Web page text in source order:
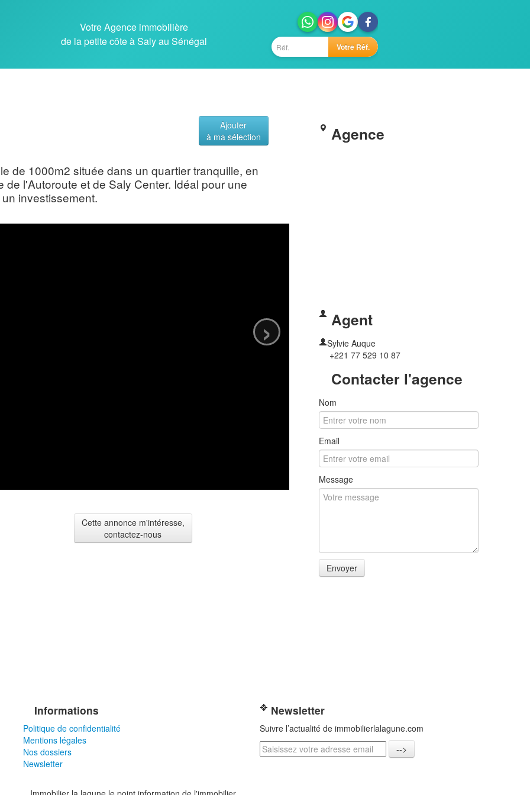
Votre Agence immobilière
de la petite côte à Saly au Sénégal
Votre Réf.
Ajouter
à ma sélection
de 1000m2 située dans un quartier tranquille, en
l'Autoroute et de Saly Center. Idéal pour une
investissement.
›
Cette annonce m'intéresse,
contactez-nous
Agence
Agent
Sylvie Auque
+221 77 529 10 87
Contacter l'agence
Nom
Email
Message
Informations
Politique de confidentialité
Mentions légales
Nos dossiers
Newsletter
Newsletter
Suivre l’actualité de immobilierlalagune.com
-->